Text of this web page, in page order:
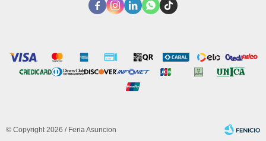
    
© Copyright 2026 / Feria Asuncion